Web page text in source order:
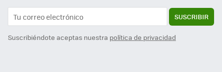
SUSCRIBIR
Suscribiéndote aceptas nuestra política de privacidad